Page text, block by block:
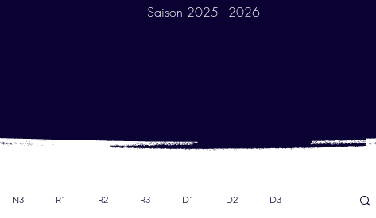
Saison 2025 - 2026
N3 R1 R2 R3 D1 D2 D3